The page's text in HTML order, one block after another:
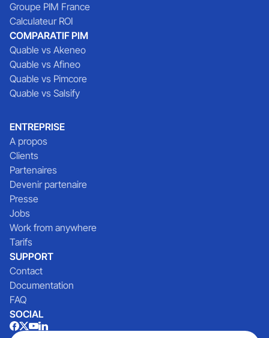
Groupe PIM France
Calculateur ROI
COMPARATIF PIM
Quable vs Akeneo
Quable vs Afineo
Quable vs Pimcore
Quable vs Salsify
ENTREPRISE
A propos
Clients
Partenaires
Devenir partenaire
Presse
Jobs
Work from anywhere
Tarifs
SUPPORT
Contact
Documentation
FAQ
SOCIAL